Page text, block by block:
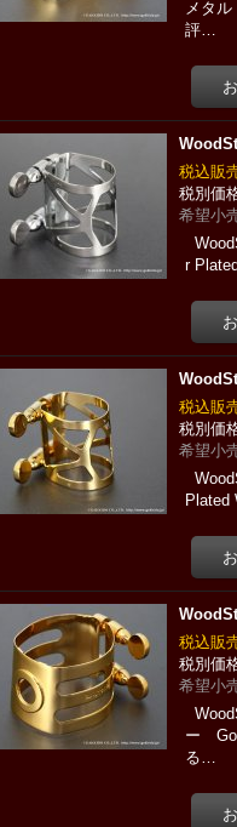
メタ
評…
税込
希望小
r
税込
希望小
Plated
税込
希望小
ー
る…